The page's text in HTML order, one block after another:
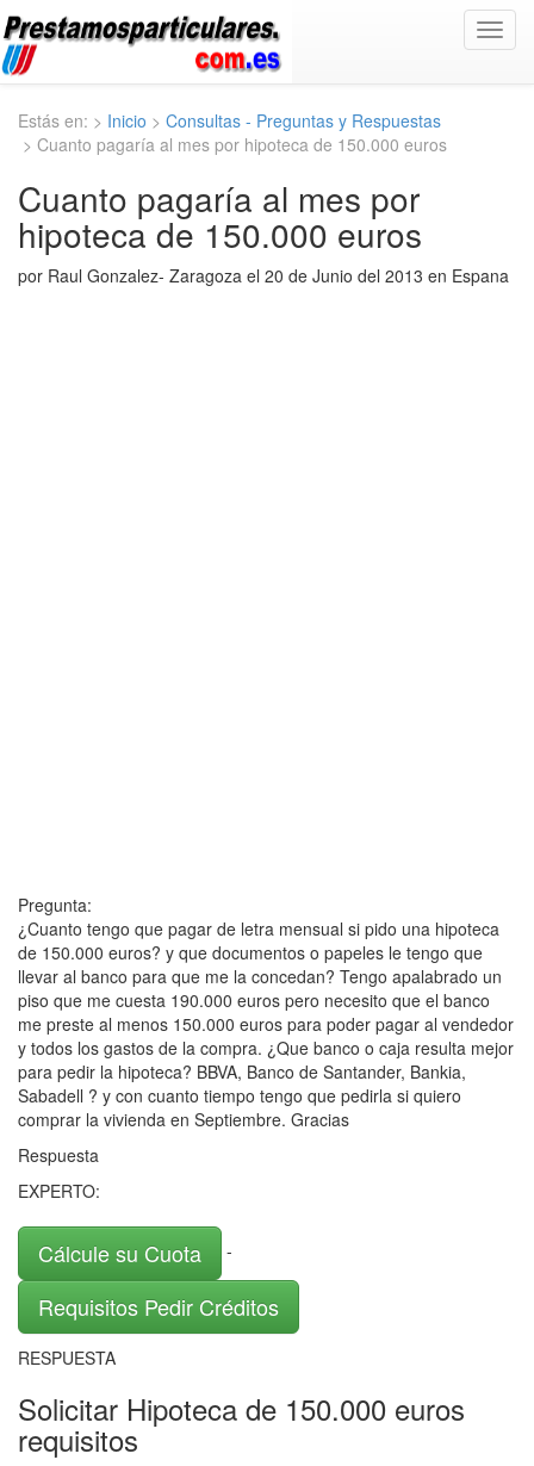
Estás en: > Inicio > Consultas - Preguntas y Respuestas
> Cuanto pagaría al mes por hipoteca de 150.000 euros
Cuanto pagaría al mes por
hipoteca de 150.000 euros
por Raul Gonzalez- Zaragoza el 20 de Junio del 2013 en Espana
Pregunta:
¿Cuanto tengo que pagar de letra mensual si pido una hipoteca
de 150.000 euros? y que documentos o papeles le tengo que
llevar al banco para que me la concedan? Tengo apalabrado un
piso que me cuesta 190.000 euros pero necesito que el banco
me preste al menos 150.000 euros para poder pagar al vendedor
y todos los gastos de la compra. ¿Que banco o caja resulta mejor
para pedir la hipoteca? BBVA, Banco de Santander, Bankia,
Sabadell ? y con cuanto tiempo tengo que pedirla si quiero
comprar la vivienda en Septiembre. Gracias
Respuesta
EXPERTO:
Cálcule su Cuota -
Requisitos Pedir Créditos
RESPUESTA
Solicitar Hipoteca de 150.000 euros
requisitos